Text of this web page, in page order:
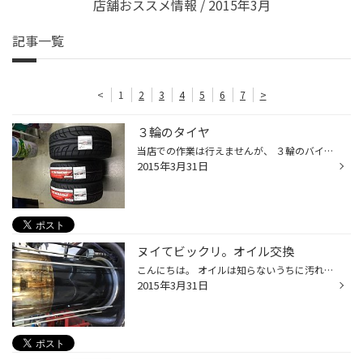
店舗おススメ情報 / 2015年3月
記事一覧
< 1 2 3 4 5 6 7 >
３輪のタイヤ
当店での作業は行えませんが、 ３輪のバイクのタイヤとしてお取り寄せしました。 フロント には POTENZA RE-71R 165/50R15 リア には POTENZA REー01 サイズ的にはこの組み合わせしかラインアップになく 本来は 165/55R15 なのですが お客様とディーラー様と相談して165/50R15 に変更。 リアはその...
2015年3月31日
ヌイてビックリ。オイル交換
こんにちは。 オイルは知らないうちに汚れているんですね。 自分のPOLOも、そろそろ見ないといけないなあ。。。 さて、今日は フォルクスワーゲン パサートCC オイル交換です。 オーナー様は長距離移動の多い方で、一回の走行drかなり走られるそうです。 オイルのチェックを知ってみたら、画像の通...
2015年3月31日